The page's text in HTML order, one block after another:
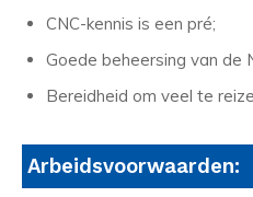
CNC-kennis is een pré;
Goede beheersing van de
Bereidheid om veel te
Arbeidsvoorwaarden: